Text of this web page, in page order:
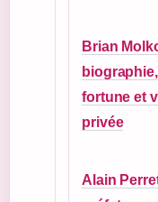
Brian
biographie,
fortune et
privée
Alain